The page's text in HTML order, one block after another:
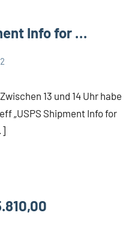
Info for …
13 und 14 Uhr habe
„USPS Shipment Info for